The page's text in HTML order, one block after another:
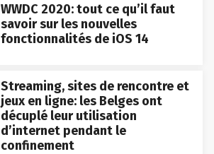
WWDC 2020: tout ce qu’il faut
savoir sur les nouvelles
fonctionnalités de iOS 14
Streaming, sites de rencontre et
jeux en ligne: les Belges ont
décuplé leur utilisation
d’internet pendant le
confinement